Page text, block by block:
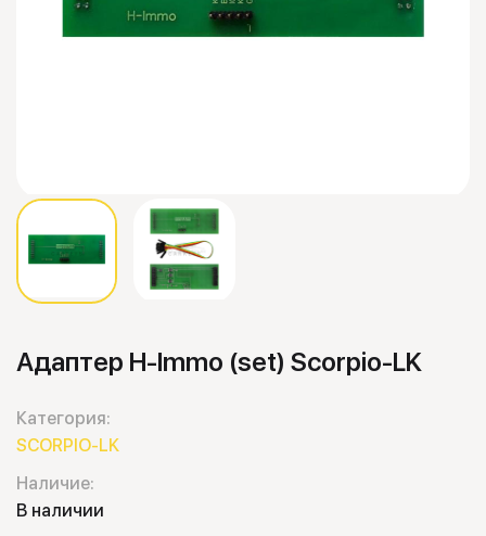
Адаптер H-Immo (set) Scorpio-LK
Категория:
SCORPIO-LK
Наличие:
В наличии